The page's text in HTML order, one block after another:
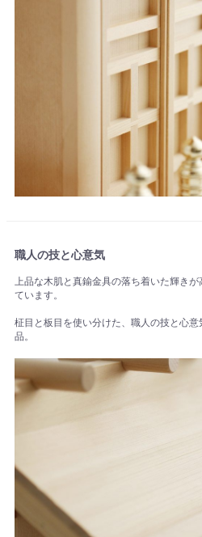
職人の技と心意気
上品な木肌と真鍮金具の落ち着いた輝き
ています。
柾目と板目を使い分けた、職人の技と心
品。